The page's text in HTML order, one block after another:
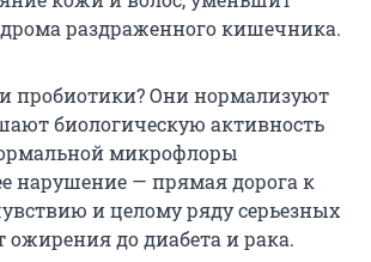
раздраженного кишечника.
пробиотики? Они нормализуют
биологическую активность
микрофлоры
нарушение — прямая дорога к
и целому ряду серьезных
ожирения до диабета и рака.